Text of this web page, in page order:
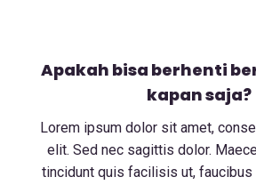
Apakah bisa berhenti
kapan saja?
Lorem ipsum dolor sit amet,
elit. Sed nec sagittis dolor.
tincidunt quis facilisis ut,